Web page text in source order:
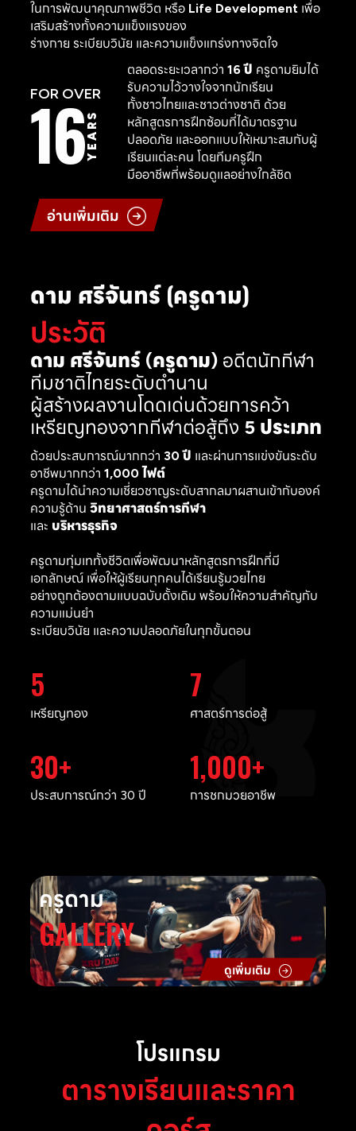
ในการพัฒนาคุณภาพชีวิต หรือ Life Developmentเพื่อ
เสริมสร้างทั้งความแข็งแรงของ
ร่างกาย ระเบียบวินัย และความแข็งแกร่งทางจิตใจ
FOR OVER
16YEARS
ตลอดระยะเวลากว่า 16 ปี ครูดามยิมได้
รับความไว้วางใจจากนักเรียน
ทั้งชาวไทยและชาวต่างชาติ ด้วย
หลักสูตรการฝึกซ้อมที่ได้มาตรฐาน
ปลอดภัย และออกแบบให้เหมาะสมกับผู้
เรียนแต่ละคน โดยทีมครูฝึก
มืออาชีพที่พร้อมดูแลอย่างใกล้ชิด
อ่านเพิ่มเติม
ดาม ศรีจันทร์ (ครูดาม)
ประวัติ
ดาม ศรีจันทร์ (ครูดาม)อดีตนักกีฬา
ทีมชาติไทยระดับตำนาน
ผู้สร้างผลงานโดดเด่นด้วยการคว้า
เหรียญทองจากกีฬาต่อสู้ถึง 5 ประเภท
ด้วยประสบการณ์มากกว่า 30 ปี และผ่านการแข่งขันระดับ
อาชีพมากกว่า 1,000 ไฟต์
ครูดามได้นำความเชี่ยวชาญระดับสากลมาผสานเข้ากับองค์
ความรู้ด้าน วิทยาศาสตร์การกีฬา
และ บริหารธุรกิจ
ครูดามทุ่มเททั้งชีวิตเพื่อพัฒนาหลักสูตรการฝึกที่มี
เอกลักษณ์ เพื่อให้ผู้เรียนทุกคนได้เรียนรู้มวยไทย
อย่างถูกต้องตามแบบฉบับดั้งเดิม พร้อมให้ความสำคัญกับ
ความแม่นยำ
ระเบียบวินัย และความปลอดภัยในทุกขั้นตอน
5
เหรียญทอง
7
ศาสตร์การต่อสู้
30
ประสบการณ์กว่า 30 ปี
1,000
การชกมวยอาชีพ
ครูดาม
GALLERY
ดูเพิ่มเติม
โปรแกรม
ตารางเรียนและราคา